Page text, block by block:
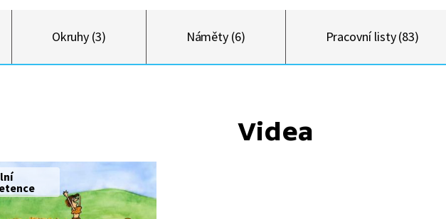
Okruhy (3) Náměty (6) Pracovní listy (83)
Videa